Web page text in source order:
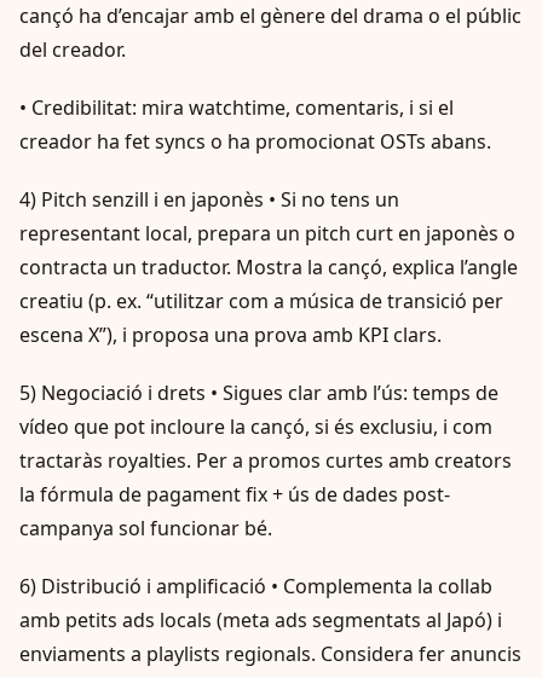
cançó ha d’encajar amb el gènere del drama o el públic
del creador.
• Credibilitat: mira watchtime, comentaris, i si el
creador ha fet syncs o ha promocionat OSTs abans.
4) Pitch senzill i en japonès • Si no tens un
representant local, prepara un pitch curt en japonès o
contracta un traductor. Mostra la cançó, explica l’angle
creatiu (p. ex. “utilitzar com a música de transició per
escena X”), i proposa una prova amb KPI clars.
5) Negociació i drets • Sigues clar amb l’ús: temps de
vídeo que pot incloure la cançó, si és exclusiu, i com
tractaràs royalties. Per a promos curtes amb creators
la fórmula de pagament fix + ús de dades post-
campanya sol funcionar bé.
6) Distribució i amplificació • Complementa la collab
amb petits ads locals (meta ads segmentats al Japó) i
enviaments a playlists regionals. Considera fer anuncis